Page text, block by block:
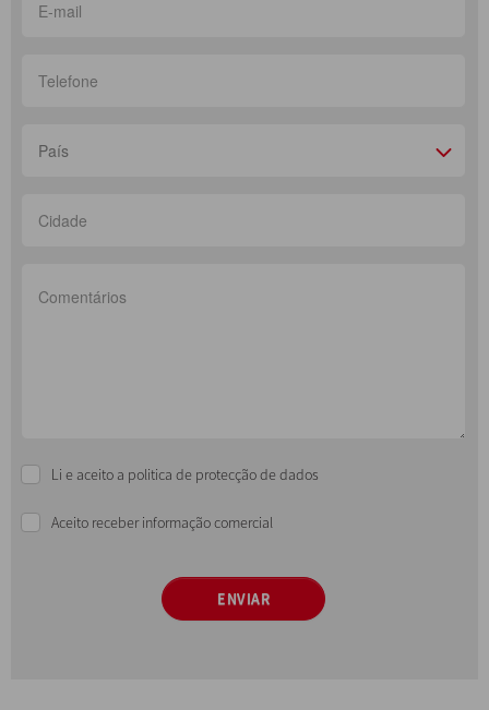
País
Li e aceito a politica de protecção de dados
Aceito receber informação comercial
ENVIAR